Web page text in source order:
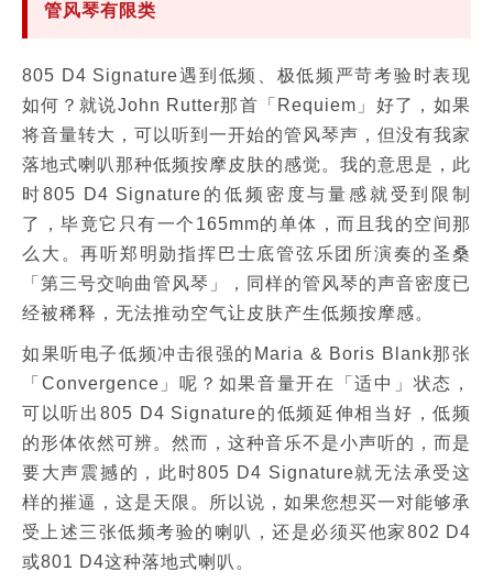
管风琴有限类
805 D4 Signature遇到低频、极低频严苛考验时表现
如何？就说John Rutter那首「Requiem」好了，如果
将音量转大，可以听到一开始的管风琴声，但没有我家
落地式喇叭那种低频按摩皮肤的感觉。我的意思是，此
时805 D4 Signature的低频密度与量感就受到限制
了，毕竟它只有一个165mm的单体，而且我的空间那
么大。再听郑明勋指挥巴士底管弦乐团所演奏的圣桑
「第三号交响曲管风琴」，同样的管风琴的声音密度已
经被稀释，无法推动空气让皮肤产生低频按摩感。
如果听电子低频冲击很强的Maria & Boris Blank那张
「Convergence」呢？如果音量开在「适中」状态，
可以听出805 D4 Signature的低频延伸相当好，低频
的形体依然可辨。然而，这种音乐不是小声听的，而是
要大声震撼的，此时805 D4 Signature就无法承受这
样的摧逼，这是天限。所以说，如果您想买一对能够承
受上述三张低频考验的喇叭，还是必须买他家802 D4
或801 D4这种落地式喇叭。